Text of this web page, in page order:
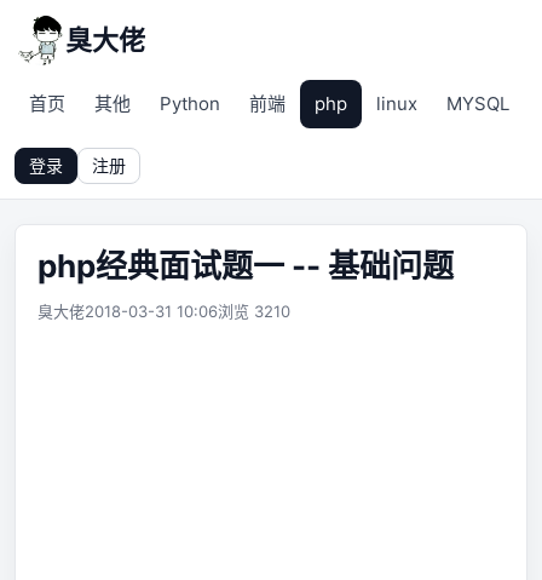
臭大佬
首页 其他 Python 前端 php linux MYSQL
登录 注册
php经典面试题一 -- 基础问题
臭大佬2018-03-31 10:06浏览 3210